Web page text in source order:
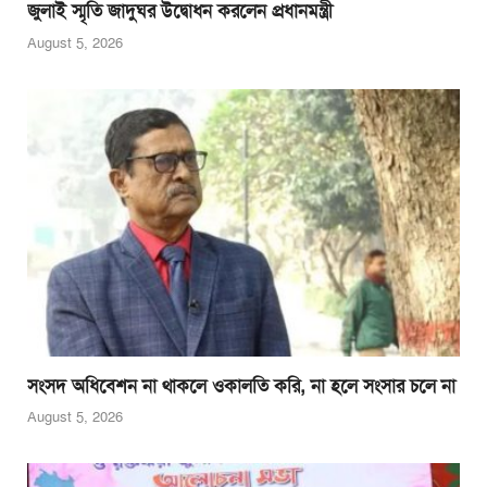
জুলাই স্মৃতি জাদুঘর উদ্বোধন করলেন প্রধানমন্ত্রী
August 5, 2026
সংসদ অধিবেশন না থাকলে ওকালতি করি, না হলে সংসার চলে না
August 5, 2026